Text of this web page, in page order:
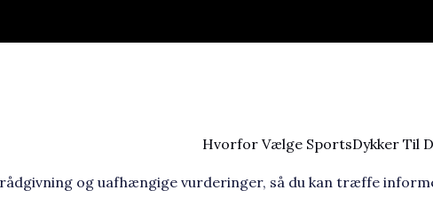
Hvorfor Vælge SportsDykker Til
og uafhængige vurderinger, så du kan træffe